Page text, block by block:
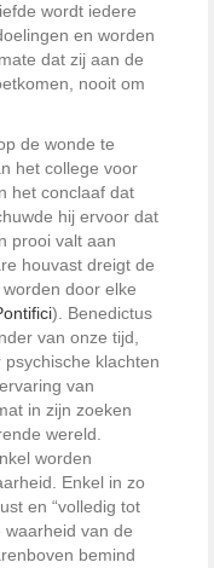
wordt iedere
en worden
dat zij aan de
nooit om
de wonde te
het college voor
het conclaaf dat
hij ervoor dat
prooi valt aan
houvast dreigt de
door elke
). Benedictus
van onze tijd,
klachten
van
in zijn zoeken
wereld.
worden
Enkel in zo
en “volledig tot
waarheid van de
bemind